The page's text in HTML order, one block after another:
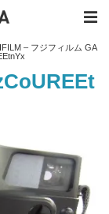
– フジフィルム GA